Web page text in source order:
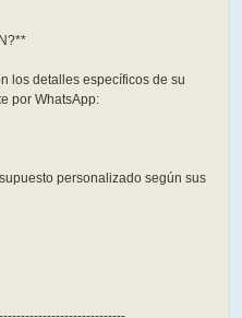
los detalles específicos de su
por WhatsApp:
personalizado según sus